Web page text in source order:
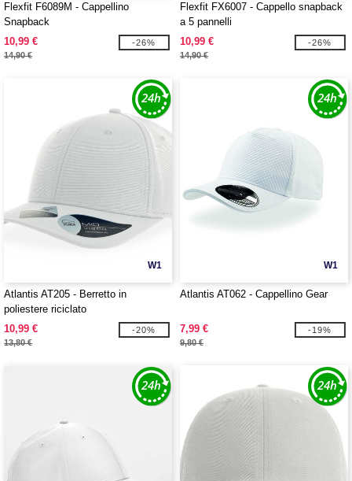
Flexfit F6089M - Cappellino
Snapback
10,99 €
14,90 €
-26%
Flexfit FX6007 - Cappello snapback
a 5 pannelli
10,99 €
14,90 €
-26%
W1
Atlantis AT205 - Berretto in
poliestere riciclato
10,99 €
13,80 €
-20%
W1
Atlantis AT062 - Cappellino Gear
7,99 €
9,80 €
-19%